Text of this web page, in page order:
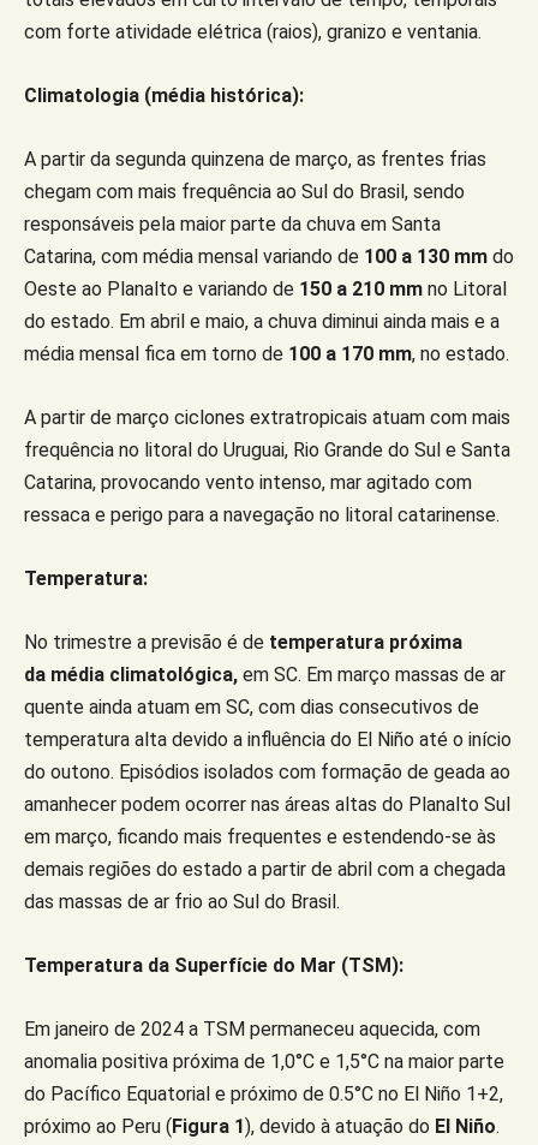
com forte atividade elétrica (raios), granizo e ventania.
Climatologia (média histórica):
A partir da segunda quinzena de março, as frentes frias
chegam com mais frequência ao Sul do Brasil, sendo
responsáveis pela maior parte da chuva em Santa
Catarina, com média mensal variando de 100 a 130 mm do
Oeste ao Planalto e variando de 150 a 210 mm no Litoral
do estado. Em abril e maio, a chuva diminui ainda mais e a
média mensal fica em torno de 100 a 170 mm, no estado.
A partir de março ciclones extratropicais atuam com mais
frequência no litoral do Uruguai, Rio Grande do Sul e Santa
Catarina, provocando vento intenso, mar agitado com
ressaca e perigo para a navegação no litoral catarinense.
Temperatura:
No trimestre a previsão é de temperatura próxima
da média climatológica, em SC. Em março massas de ar
quente ainda atuam em SC, com dias consecutivos de
temperatura alta devido a influência do El Niño até o início
do outono. Episódios isolados com formação de geada ao
amanhecer podem ocorrer nas áreas altas do Planalto Sul
em março, ficando mais frequentes e estendendo-se às
demais regiões do estado a partir de abril com a chegada
das massas de ar frio ao Sul do Brasil.
Temperatura da Superfície do Mar (TSM):
Em janeiro de 2024 a TSM permaneceu aquecida, com
anomalia positiva próxima de 1,0°C e 1,5°C na maior parte
do Pacífico Equatorial e próximo de 0.5°C no El Niño 1+2,
próximo ao Peru (Figura 1), devido à atuação do El Niño.